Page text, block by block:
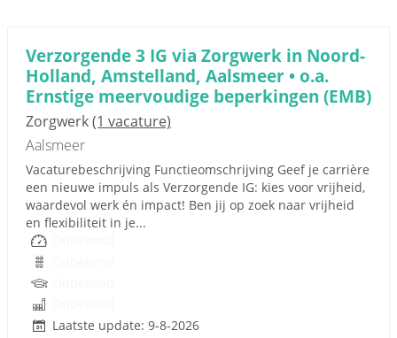
Verzorgende 3 IG via Zorgwerk in Noord-
Holland, Amstelland, Aalsmeer • o.a.
Ernstige meervoudige beperkingen (EMB)
Zorgwerk(1 vacature)
Aalsmeer
Vacaturebeschrijving Functieomschrijving Geef je carrière
een nieuwe impuls als Verzorgende IG: kies voor vrijheid,
waardevol werk én impact! Ben jij op zoek naar vrijheid
en flexibiliteit in je...
Laatste update: 9-8-2026